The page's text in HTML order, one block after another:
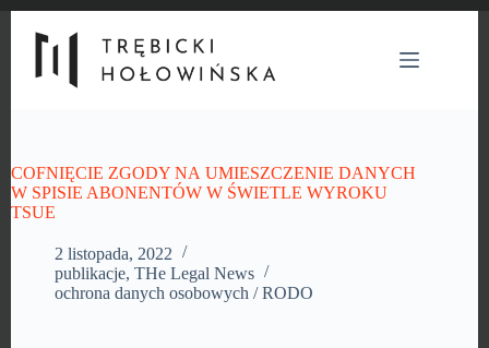
COFNIĘCIE ZGODY NA UMIESZCZENIE DANYCH
W SPISIE ABONENTÓW W ŚWIETLE WYROKU
TSUE
2 listopada, 2022
publikacje, THe Legal News
ochrona danych osobowych / RODO